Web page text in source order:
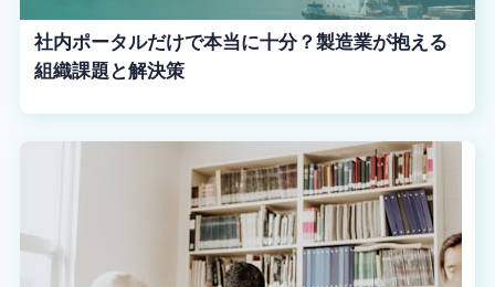
社内ポータルだけで本当に十分？製造業が抱える
組織課題と解決策